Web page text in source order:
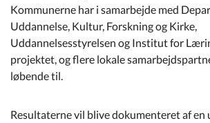
Kommunerne har i samarbejde med
Uddannelse, Kultur, Forskning og Kirke,
Uddannelsesstyrelsen og Institut for
projektet, og flere lokale
løbende til.
Resultaterne vil blive dokumenteret af